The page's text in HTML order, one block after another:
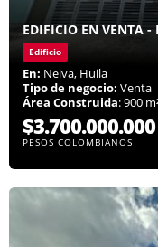
EDIFICIO EN VENTA -
Edificio
En: Neiva, Huila
Tipo de negocio: Venta
Área Construida: 900
$3.700.000.000
PESOS COLOMBIANOS